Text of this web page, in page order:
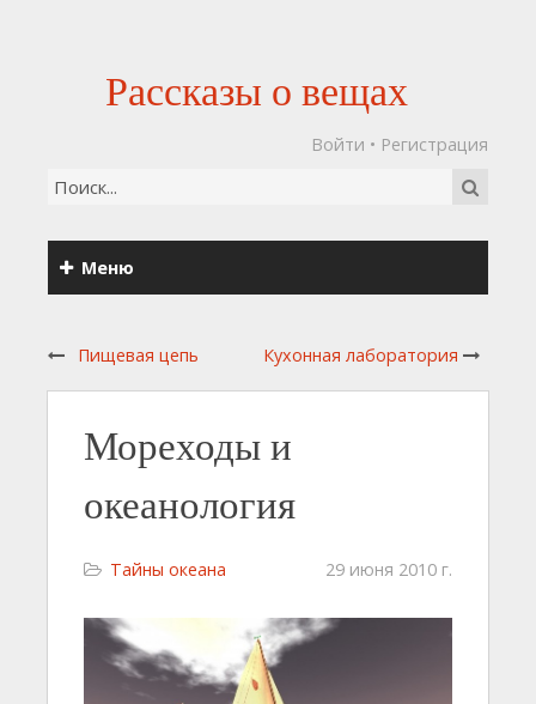
Рассказы о вещах
Войти • Регистрация
Меню
Пищевая цепь Кухонная лаборатория
Мореходы и
океанология
Тайны океана 29 июня 2010 г.